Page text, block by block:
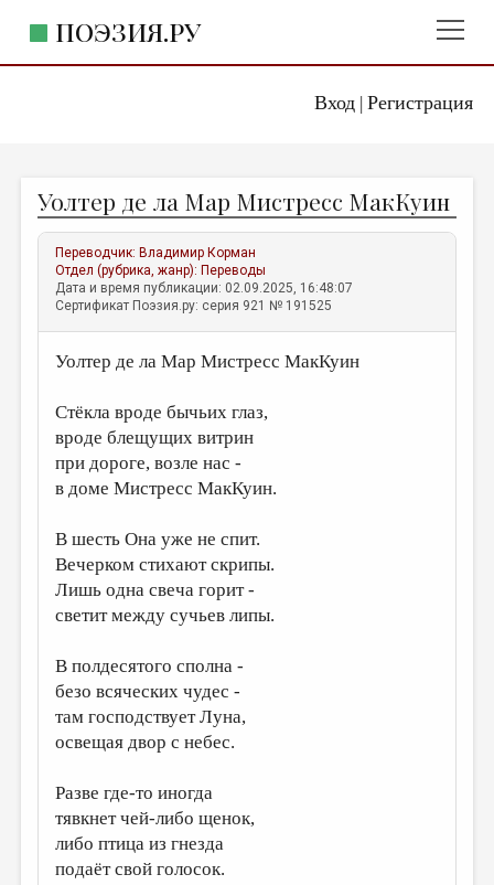
Вход| Регистрация
ПОЭЗИЯ.РУ
ЖАНРЫ
АВТОРЫ
КОММЕНТАРИИ
ЛИТСАЛОН
НОВОСТИ
ПРАВИЛА САЙТА
ИЗБРАННОЕ
ПРОИЗВЕДЕНИЯ
ПЕРЕВОДЫ
ДЕТСКАЯ КОМНАТА
КНИЖНАЯ ПОЛКА
ОБЗОР ЛИТЕРАТУРЫ
СТРАНИЦЫ ПАМЯТИ
ОБЪЯВЛЕНИЯ
Уолтер де ла Мар Мистресс МакКуин
Переводчик: Владимир Корман
Отдел (рубрика, жанр): Переводы
Дата и время публикации: 02.09.2025, 16:48:07
Сертификат Поэзия.ру: серия 921 № 191525
Уолтер де ла Мар Мистресс МакКуин
Стёкла вроде бычьих глаз,
вроде блещущих витрин
при дороге, возле нас -
в доме Мистресс МакКуин.
В шесть Она уже не спит.
Вечерком стихают скрипы.
Лишь одна свеча горит -
светит между сучьев липы.
В полдесятого сполна -
безо всяческих чудес -
там господствует Луна,
освещая двор с небес.
Разве где-то иногда
тявкнет чей-либо щенок,
либо птица из гнезда
подаёт свой голосок.